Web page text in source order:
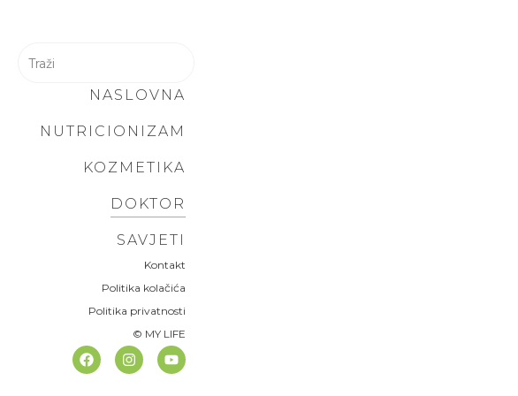
NASLOVNA
NUTRICIONIZAM
KOZMETIKA
DOKTOR
SAVJETI
Kontakt
Politika kolačića
Politika privatnosti
© MY LIFE